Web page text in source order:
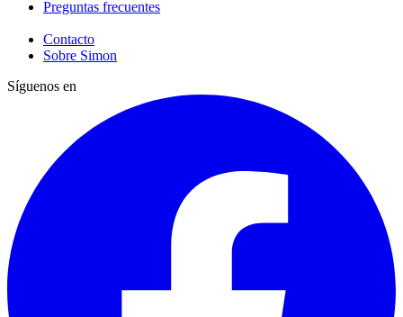
Preguntas frecuentes
Contacto
Sobre Simon
Síguenos en